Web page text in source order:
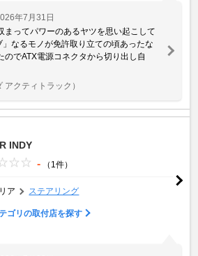
年7月31日
まってパワーのあるヤツを思い起こして
」なるモノが免許取り立ての頃あったな
のでATX電源コネクタから切り出し自
アクティトラック）
INDY
- （1件）
ア ステアリング
ゴリの取付店を探す